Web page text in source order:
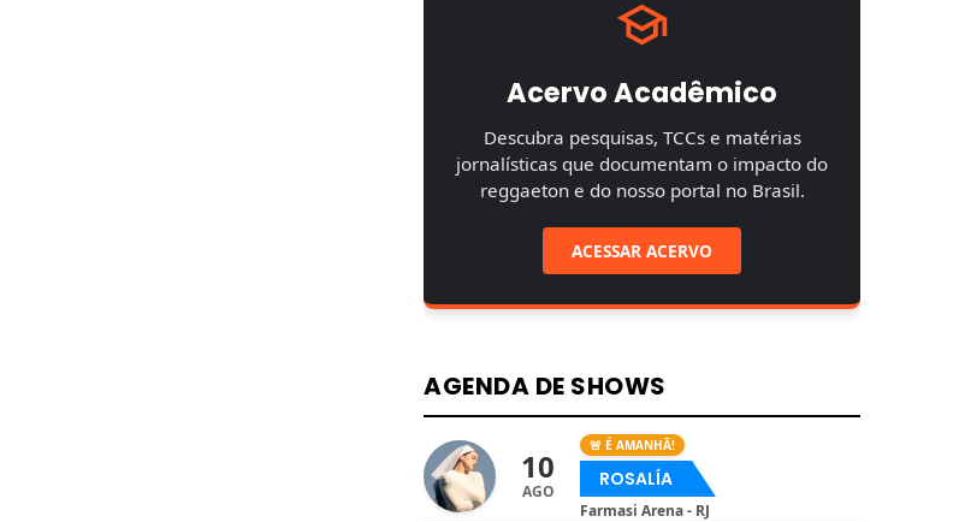
Acervo Acadêmico
Descubra pesquisas, TCCs e matérias
jornalísticas que documentam o impacto do
reggaeton e do nosso portal no Brasil.
ACESSAR ACERVO
AGENDA DE SHOWS
10
AGO
🚨 É AMANHÃ!
ROSALÍA
Farmasi Arena - RJ